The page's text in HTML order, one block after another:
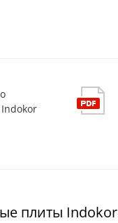
Indokor
плиты Indokor